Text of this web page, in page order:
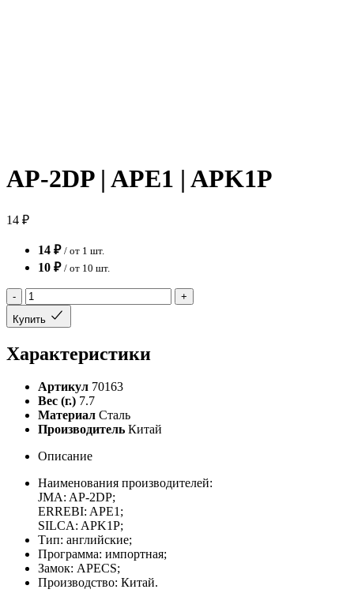
AP-2DP | APE1 | APK1P
14 ₽
14 ₽ / от 1 шт.
10 ₽ / от 10 шт.
-
+
Купить
Характеристики
Артикул 70163
Вес (г.) 7.7
Материал Сталь
Производитель Китай
Описание
Наименования производителей:
JMA: AP-2DP;
ERREBI: APE1;
SILCA: APK1P;
Тип: английские;
Программа: импортная;
Замок: APECS;
Производство: Китай.